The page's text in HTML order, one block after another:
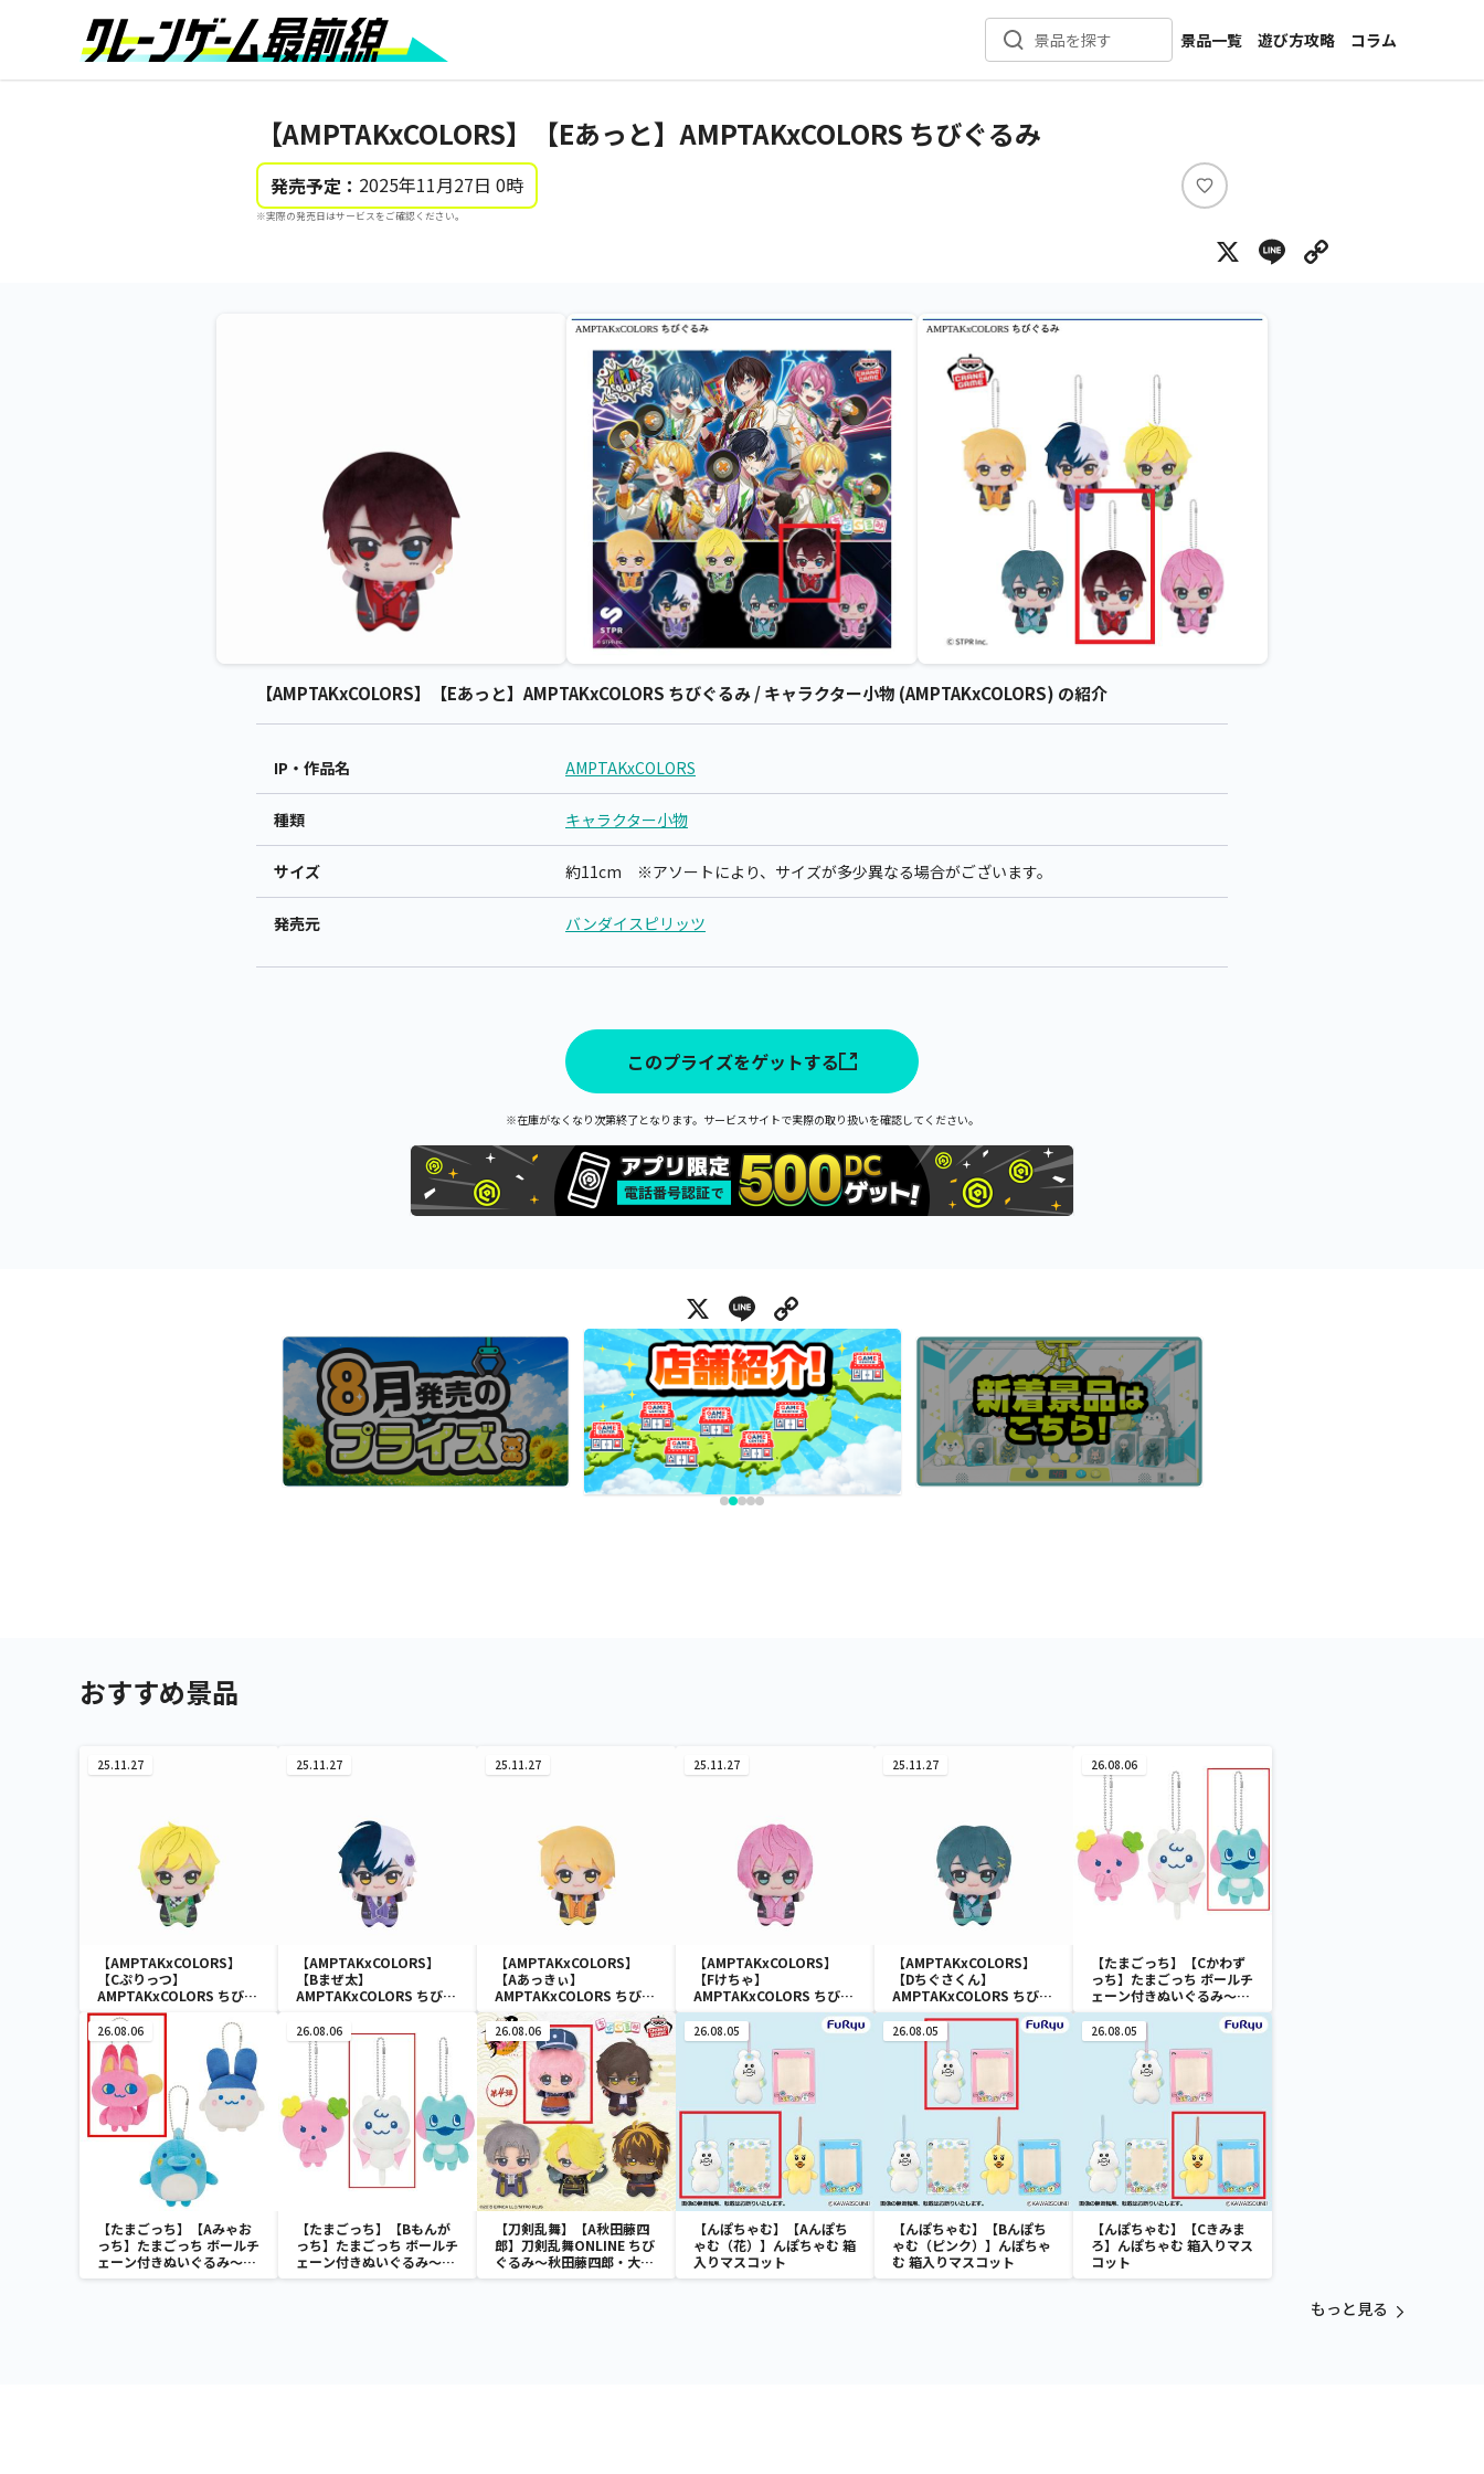
景品を探す
景品一覧
新着景品
メーカー一覧
遊び方攻略
コラム
インタビュー
【AMPTAKxCOLORS】【Eあっと】AMPTAKxCOLORS ちびぐるみ
発売予定： 2025年11月27日 0時
※実際の発売日はサービスをご確認ください。
い
ね
X Line
【AMPTAKxCOLORS】【Eあっと】AMPTAKxCOLORS ちびぐるみ / キャラクター小物 (AMPTAKxCOLORS) の紹介
IP・作品名 AMPTAKxCOLORS
種類 キャラクター小物
サイズ 約11cm ※アソートにより、サイズが多少異なる場合がございます。
発売元 バンダイスピリッツ
このプライズをゲットする
※在庫がなくなり次第終了となります。サービスサイトで実際の取り扱いを確認してください。
X Line
おすすめ景品
25.11.27
【AMPTAKxCOLORS】
【Cぷりっつ】
AMPTAKxCOLORS ちびぐ
るみ
25.11.27
【AMPTAKxCOLORS】
【Bまぜ太】
AMPTAKxCOLORS ちびぐ
25.11.27
【AMPTAKxCOLORS】
【Aあっきぃ】
AMPTAKxCOLORS ちびぐ
るみ
25.11.27
【AMPTAKxCOLORS】
【Fけちゃ】
AMPTAKxCOLORS ちびぐ
るみ
25.11.27
【AMPTAKxCOLORS】
【Dちぐさくん】
AMPTAKxCOLORS ちびぐ
るみ
26.08.06
【たまごっち】【Cかわず
っち】たまごっち ボールチ
ェーン付きぬいぐるみ～
Tamagotchi Paradise～
vol.3
26.08.06
【たまごっち】【Aみゃお
っち】たまごっち ボールチ
ェーン付きぬいぐるみ～
Tamagotchi Paradise～
26.08.06
【たまごっち】【Bもんが
っち】たまごっち ボールチ
ェーン付きぬいぐるみ～
Tamagotchi Paradise～
26.08.06
【刀剣乱舞】【A秋田藤四
郎】刀剣乱舞ONLINE ちび
ぐるみ～秋田藤四郎・大倶
利伽羅・へし切長谷部・獅
26.08.05
【んぽちゃむ】【Aんぽち
ゃむ（花）】んぽちゃむ 箱
入りマスコット
26.08.05
【んぽちゃむ】【Bんぽち
ゃむ（ピンク）】んぽちゃ
む 箱入りマスコット
26.08.05
【んぽちゃむ】【Cきみま
ろ】んぽちゃむ 箱入りマス
コット
もっと見る